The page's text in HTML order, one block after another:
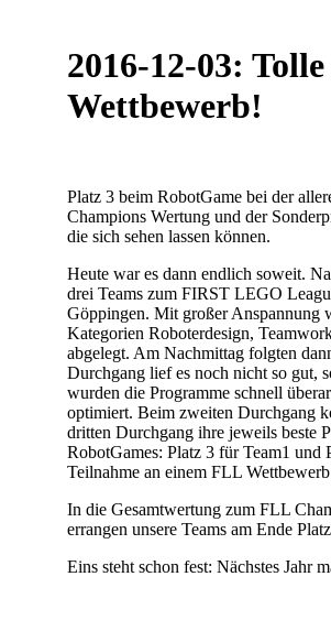
2016-12-03:
Wettbewerb!
Platz 3 beim RobotGame bei der
Champions Wertung und der
die sich sehen lassen können.
Heute war es dann endlich soweit.
drei Teams zum FIRST LEGO
Göppingen. Mit großer Anspannung
Kategorien Roboterdesign,
abgelegt. Am Nachmittag folgten
Durchgang lief es noch nicht so gut,
wurden die Programme schnell
optimiert. Beim zweiten Durchgang
dritten Durchgang ihre jeweils beste
RobotGames: Platz 3 für Team1 und
Teilnahme an einem FLL
In die Gesamtwertung zum FLL
errangen unsere Teams am Ende
Eins steht schon fest: Nächstes Jahr